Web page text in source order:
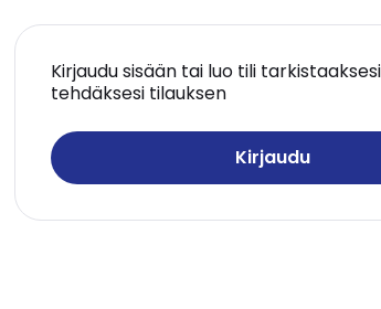
Kirjaudu sisään tai luo tili
tehdäksesi tilauksen
Kirjaudu